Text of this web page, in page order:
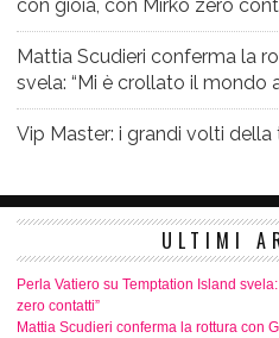
con gioia, con Mirko zero
Mattia Scudieri conferma la
svela: “Mi è crollato il mondo
Vip Master: i grandi volti della
ULTIMI
Perla Vatiero su Temptation Island
zero contatti”
Mattia Scudieri conferma la rottura con